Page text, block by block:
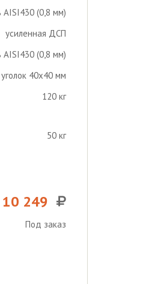
(0,8 мм)
усиленная ДСП
(0,8 мм)
уголок 40х40 мм
120 кг
50 кг
10 249
Под заказ